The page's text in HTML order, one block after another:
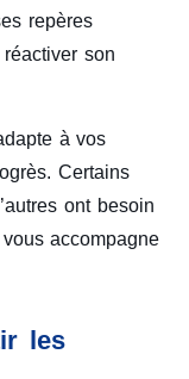
repères
son
à vos
Certains
ont besoin
accompagne
les